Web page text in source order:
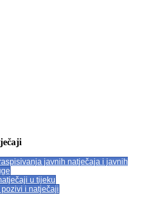
javnih natječaja i javnih
u tijeku
i natječaji